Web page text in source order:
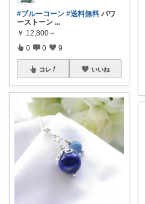
#ブルーコーン #送料無料 パワ
ーストーン ...
￥ 12,800～
0 0 9
コレ いいね